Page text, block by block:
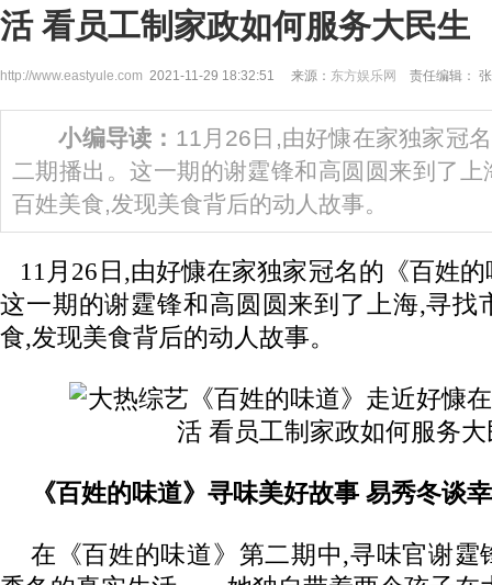
活 看员工制家政如何服务大民生
http://www.eastyule.com 2021-11-29 18:32:51 来源： 东方娱乐网 责任编辑：
小编导读： 11月26日,由好慷在家独家冠
二期播出。这一期的谢霆锋和高圆圆来到了
百姓美食,发现美食背后的动人故事。
11月26日,由好慷在家独家冠名的《百姓
这一期的谢霆锋和高圆圆来到了上海,寻找
食,发现美食背后的动人故事。
《百姓的味道》寻味美好故事 易秀冬谈
在《百姓的味道》第二期中,寻味官谢霆